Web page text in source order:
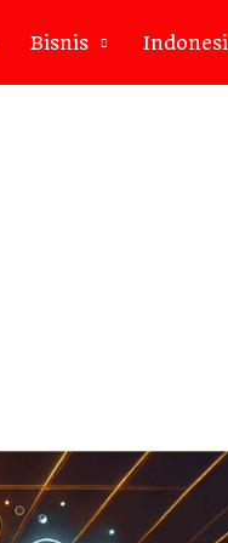
Bisnis